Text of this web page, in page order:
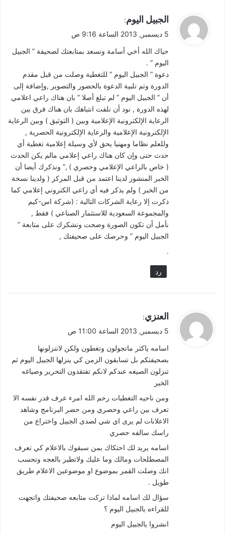
ي
ق
ل
الجبيل اليوم:
5 ديسمبر, 2013 الساعة 9:16 ص
حياك الله أخي أسامة ونسعد بمتابعتك لصحيفة ” الجبيل
اليوم ” .
دعوة ” الجبيل اليوم ” للتغطية وصلت من قبل مقدم
الدورة وتم تلبية الدعوة بالحضور والتصوير ,وإضافة إلى
أن ” الجبيل اليوم ” لم تبلغ أصلا ” بان هناك راعي اعلامي
لهذه الدورة , نود أن نلفت انتباهك بان هناك فرق بين
الرعاية الإلكترونية الإعلامية وبين ( التوثيق ) وبين الرعاية
الإلكترونية الإعلامية والرعاية الإلكترونية الحصرية ,
وللعلم نظاما ومهنيا يحق لأي وسيلة إعلامية تغطية أي
حدث حتى وإن كان هناك راعي إعلامي مالم يكن الحدث
( خاص بالراعي الإعلامي وحصري ) ,” ونذكرك أيضا أن
الخبر المنشور لدينا اعتمد من قبل المركز ( ولدينا نسخة
من الخبر ) ولم يذكر فيه أي راعي الكتروني إعلامي كما
ذكرت إلا رعاية الشركات التالية : (شركة اس-كيم
والمجموعة السعودية للاستثمار الصناعي ) فقط ,
نأمل أن تكون الصورة وضحت ونشكرك على متابعة ”
الجبيل اليوم ” وحرصك على صحيفتك ,
.
رد
ي
ق
ل
العنزي:
5 ديسمبر, 2013 الساعة 11:00 ص
اسامه ياكثر ماتجولون وتغطون ولكن لاتنزلونها
بصحيفتكم بل تسابقون الزمن كي ينزلها الجبيل اليوم ثم
تنزلون الصيغه عندكم لانكم تفتقدون التحرير وصياغه
الخبر
ومن ناحيه التغطيات رحم الله امرء عرف قدر نفسه الا
تعرف بين راعي وحصري ومن حضر البرنامج وشاهد
الاعلانات لم يرى اي شي لصدى الجبيل واختراع من
راسك سالفه حصري
اسامه يريد لك احتكاك بمن سبقوك بالاعلام كي تعرف
المصطلحات ومالك وما عليك ولاتطير بالعجه وتحسب
انك وصلت القمر بموضوع او موضوعين الاعلام طريق
طويل .
سؤال لك اسامه لماذا تركت متابعه صحيفتك واتجهت
للقراءه بالجبيل اليوم ؟
انشروا يالجبيل اليوم